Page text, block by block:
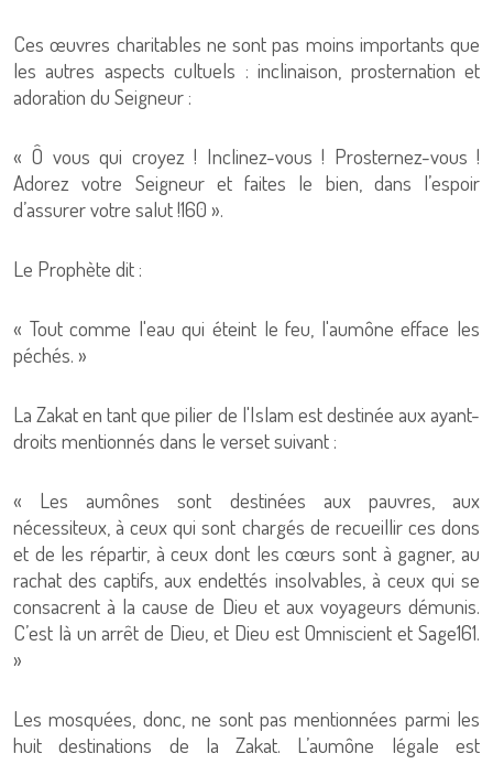
Ces œuvres charitables ne sont pas moins importants que
les autres aspects cultuels : inclinaison, prosternation et
adoration du Seigneur :
« Ô vous qui croyez ! Inclinez-vous ! Prosternez-vous !
Adorez votre Seigneur et faites le bien, dans l’espoir
d’assurer votre salut !160 ».
Le Prophète dit :
« Tout comme l'eau qui éteint le feu, l'aumône efface les
péchés. »
La Zakat en tant que pilier de l'Islam est destinée aux ayant-
droits mentionnés dans le verset suivant :
« Les aumônes sont destinées aux pauvres, aux
nécessiteux, à ceux qui sont chargés de recueillir ces dons
et de les répartir, à ceux dont les cœurs sont à gagner, au
rachat des captifs, aux endettés insolvables, à ceux qui se
consacrent à la cause de Dieu et aux voyageurs démunis.
C’est là un arrêt de Dieu, et Dieu est Omniscient et Sage161.
»
Les mosquées, donc, ne sont pas mentionnées parmi les
huit destinations de la Zakat. L’aumône légale est